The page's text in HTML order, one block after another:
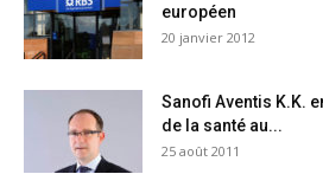
européen
20 janvier 2012
Sanofi Aventis K.K.
de la santé au...
25 août 2011